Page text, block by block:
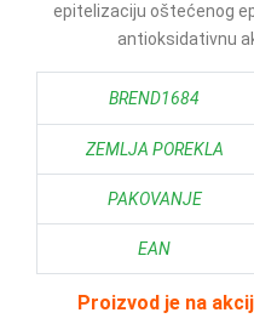
epitelizaciju oštećenog
antioksidativnu
BREND1684
ZEMLJA POREKLA
PAKOVANJE
EAN
Proizvod je na